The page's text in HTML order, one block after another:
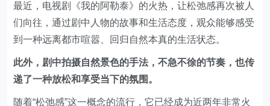
最近，电视剧《我的阿勒泰》的火热，让松弛感再次被人
们向往，通过剧中人物的故事和生活态度，观众能够感受
到一种远离都市喧嚣、回归自然本真的生活状态。
此外，剧中拍摄自然景色的手法，不急不徐的节奏，也传
递了一种放松和享受当下的氛围。
随着“松弛感”这一概念的流行，它已经成为近两年非常火